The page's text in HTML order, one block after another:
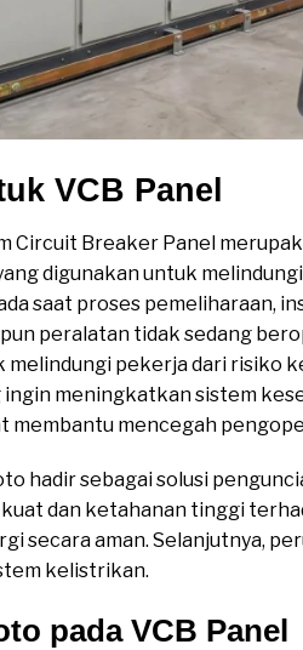
VCB Panel
Circuit Breaker Panel
digunakan untuk
saat proses pemeliharaan,
peralatan tidak sedang
pekerja dari risiko
meningkatkan sistem
membantu mencegah
hadir sebagai solusi
kuat dan ketahanan tinggi
secara aman. Selanjutnya,
kelistrikan.
pada VCB Panel